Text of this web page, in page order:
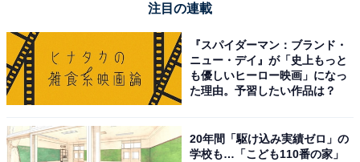
注目の連載
『スパイダーマン：ブランド・
ニュー・デイ』が「史上もっと
も優しいヒーロー映画」になっ
た理由。予習したい作品は？
20年間「駆け込み実績ゼロ」の
学校も…「こども110番の家」